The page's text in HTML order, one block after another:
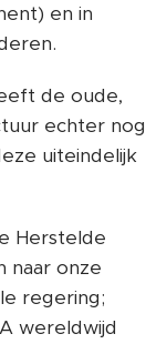
en in
de oude,
echter nog
uiteindelijk
Herstelde
naar onze
regering;
wereldwijd